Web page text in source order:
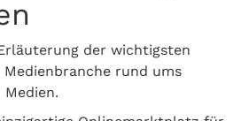
der wichtigsten
rund ums